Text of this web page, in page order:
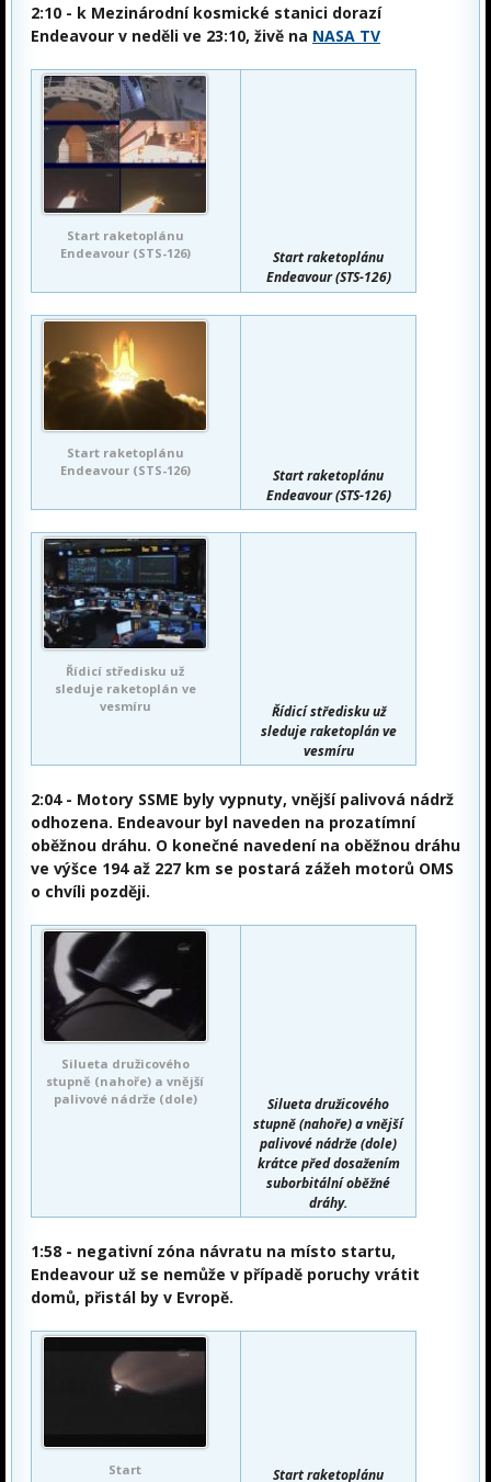
2:10 - k Mezinárodní kosmické stanici dorazí
Endeavour v neděli ve 23:10, živě na NASA TV
Start raketoplánu
Endeavour (STS-126)
Start raketoplánu
Endeavour (STS-126)
Start raketoplánu
Endeavour (STS-126)
Start raketoplánu
Endeavour (STS-126)
Řídicí středisku už
sleduje raketoplán ve
vesmíru
Řídicí středisku už
sleduje raketoplán ve
vesmíru
2:04 - Motory SSME byly vypnuty, vnější palivová nádrž
odhozena. Endeavour byl naveden na prozatímní
oběžnou dráhu. O konečné navedení na oběžnou dráhu
ve výšce 194 až 227 km se postará zážeh motorů OMS
o chvíli později.
Silueta družicového
stupně (nahoře) a vnější
palivové nádrže (dole)
Silueta družicového
stupně (nahoře) a vnější
palivové nádrže (dole)
krátce před dosažením
suborbitální oběžné
dráhy.
1:58 - negativní zóna návratu na místo startu,
Endeavour už se nemůže v případě poruchy vrátit
domů, přistál by v Evropě.
Start Start raketoplánu